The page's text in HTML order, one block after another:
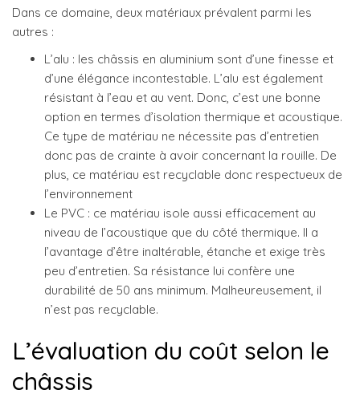
Dans ce domaine, deux matériaux prévalent parmi les
autres :
L’alu : les châssis en aluminium sont d’une finesse et
d’une élégance incontestable. L’alu est également
résistant à l’eau et au vent. Donc, c’est une bonne
option en termes d’isolation thermique et acoustique.
Ce type de matériau ne nécessite pas d’entretien
donc pas de crainte à avoir concernant la rouille. De
plus, ce matériau est recyclable donc respectueux de
l’environnement
Le PVC : ce matériau isole aussi efficacement au
niveau de l’acoustique que du côté thermique. Il a
l’avantage d’être inaltérable, étanche et exige très
peu d’entretien. Sa résistance lui confère une
durabilité de 50 ans minimum. Malheureusement, il
n’est pas recyclable.
L’évaluation du coût selon le
châssis